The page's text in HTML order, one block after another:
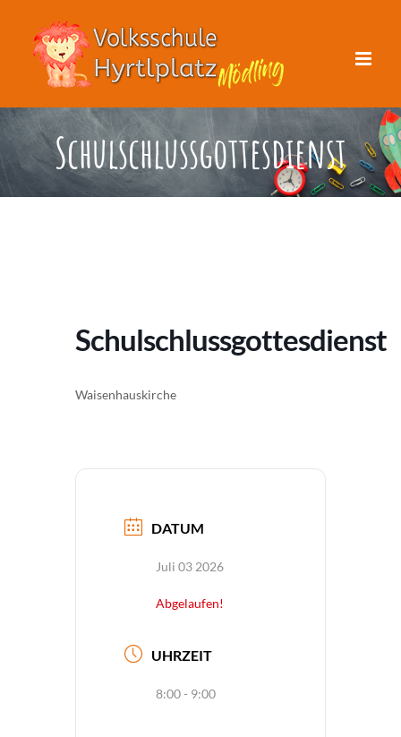
Inhalt
springen
Schulschlussgottesdienst
Schulschlussgottesdienst
Waisenhauskirche
DATUM
Juli 03 2026
Abgelaufen!
UHRZEIT
8:00 - 9:00